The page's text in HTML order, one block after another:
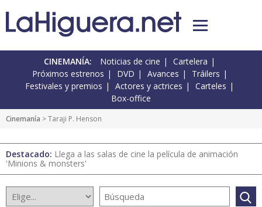
CINEMANÍA: Noticias de cine
Cartelera
Próximos estrenos
DVD Avances
Tráilers
Festivales y premios
Actores y actrices
Carteles
Box-office
Cinemanía > Taraji P. Henson
Destacado: Llega a las salas de cine la película de animación
'Minions & monsters'